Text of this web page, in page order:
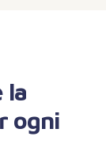
la
ogni